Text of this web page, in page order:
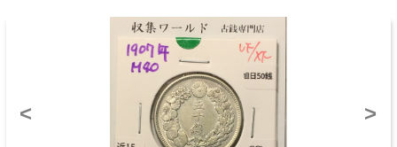
< >